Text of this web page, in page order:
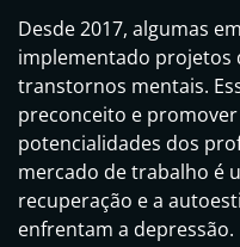
Desde 2017, algumas
implementado projetos
transtornos mentais.
preconceito e
potencialidades dos
mercado de trabalho é
recuperação e a
enfrentam a depressão.